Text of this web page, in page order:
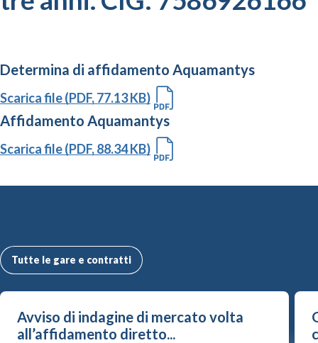
Determina di affidamento Aquamantys
Scarica file (PDF, 77.13 KB)
Affidamento Aquamantys
Scarica file (PDF, 88.34 KB)
Tutte le gare e contratti
Avviso di indagine di mercato volta
all’affidamento diretto...